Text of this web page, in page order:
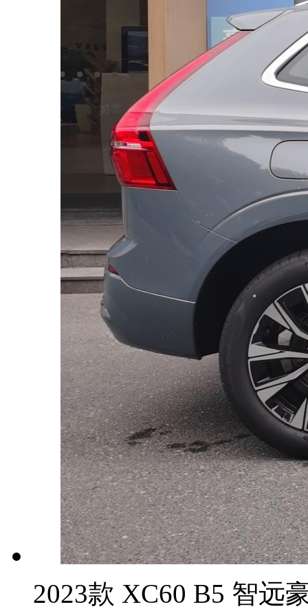
2023款 XC60 B5 智远